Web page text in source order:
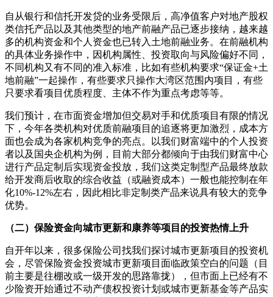
自从银行和信托开发贷的业务受限后，高净值客户对地产股权
类信托产品以及其他类型的地产前融产品已逐步接纳，越来越
多的机构资金和个人资金也已转入土地前融业务。在前融机构
的具体业务操作中，因机构属性、投资取向与风险偏好不同，
不同机构又有不同的准入标准，比如有些机构要求“保证金+土
地前融”一起操作，有些要求只操作大湾区范围内项目，有些
只要求看项目优质程度、主体不作为重点考虑等等。
我们预计，在市面资金增加但交易对手和优质项目有限的情况
下，今年各类机构对优质前融项目的追逐将更加激烈，成本方
面也会成为各家机构竞争的亮点。以我们财富端中的个人投资
者以及国央企机构为例，目前大部分都倾向于由我们财富中心
进行产品定制后实现资金投放，我们这类定制型产品最终放款
给开发商后收取的综合收益（或融资成本）一般也能控制在年
化10%-12%左右，因此相比非定制类产品来说具有较大的竞争
优势。
（二）保险资金向城市更新和康养等项目的投资热情上升
自开年以来，很多保险公司找我们探讨城市更新项目的投资机
会，尽管保险资金投资城市更新项目面临政策空白的问题（目
前主要是往棚改或一级开发的思路靠拢），但市面上已经有不
少险资开始通过不动产债权投资计划或城市更新基金等产品实